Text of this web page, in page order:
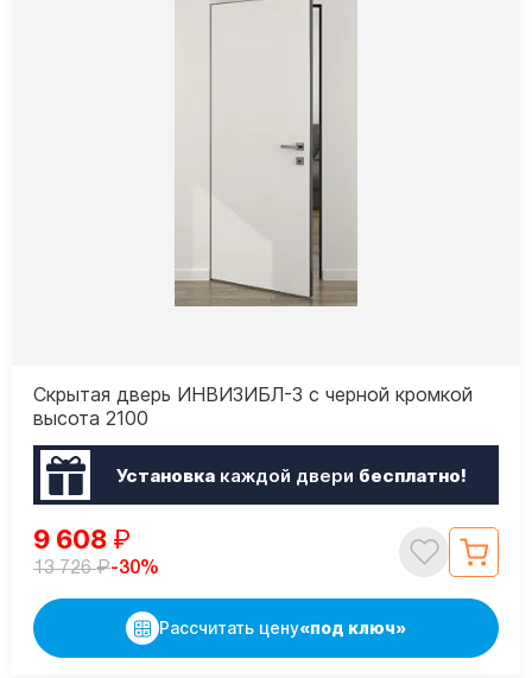
Скрытая дверь ИНВИЗИБЛ-3 с черной кромкой
высота 2100
Установкакаждой двери бесплатно!
9 608 ₽
13 726₽-30%
Рассчитать цену«под ключ»